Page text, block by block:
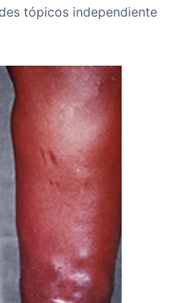
tópicos independiente